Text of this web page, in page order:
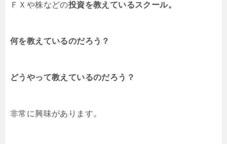
ＦＸや株などの投資を教えているスクール。
何を教えているのだろう？
どうやって教えているのだろう？
非常に興味があります。